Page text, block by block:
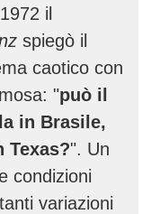
il
spiegò il
caotico con
"può il
in Brasile,
Texas?". Un
condizioni
variazioni